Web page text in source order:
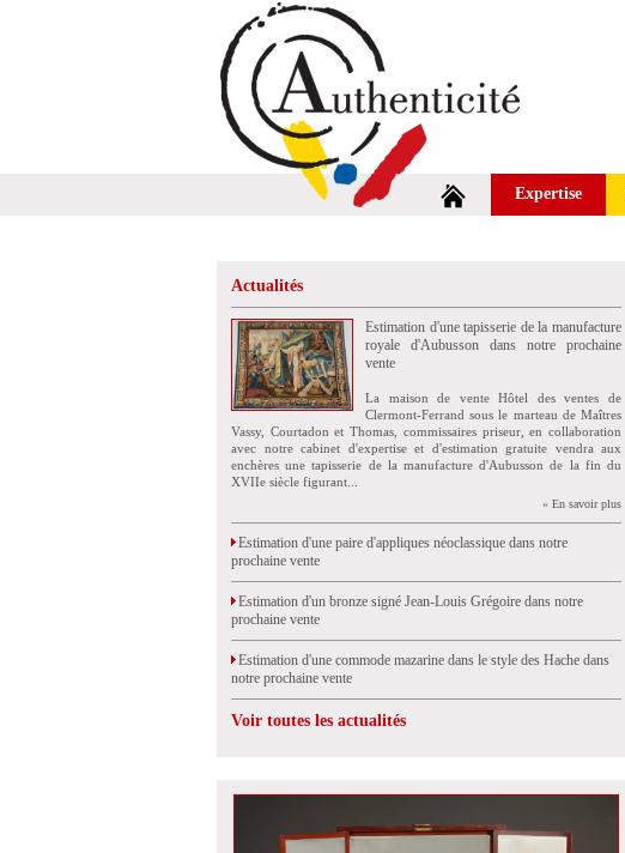
Expertise
Actualités
Estimation d'une tapisserie de la manufacture
royale d'Aubusson dans notre prochaine
vente
La maison de vente Hôtel des ventes de
Clermont-Ferrand sous le marteau de Maîtres
Vassy, Courtadon et Thomas, commissaires priseur, en collaboration
avec notre cabinet d'expertise et d'estimation gratuite vendra aux
enchères une tapisserie de la manufacture d'Aubusson de la fin du
XVIIe siècle figurant...
» En savoir plus
Estimation d'une paire d'appliques néoclassique dans notre
prochaine vente
Estimation d'un bronze signé Jean-Louis Grégoire dans notre
prochaine vente
Estimation d'une commode mazarine dans le style des Hache dans
notre prochaine vente
Voir toutes les actualités